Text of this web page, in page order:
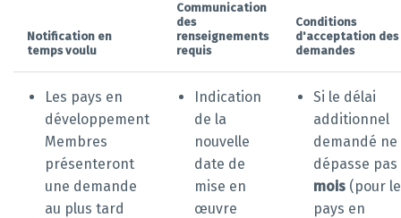
Notification en
temps voulu
Communication
des
renseignements
requis
Conditions
d'acceptation des
demandes
Les pays en
développement
Membres
présenteront
une demande
au plus tard
Indication
de la
nouvelle
date de
mise en
œuvre
Si le délai
additionnel
demandé ne
dépasse pas
mois (pour
pays en